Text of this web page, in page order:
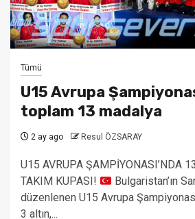
Tümü
U15 Avrupa
toplam 13 madalya
2 ay ago Resul ÖZSARAY
U15 AVRUPA ŞAMPİYONASI’NDA
TAKIM KUPASI!
Bulgaristan’ın
düzenlenen U15 Avrupa
3 altın,...